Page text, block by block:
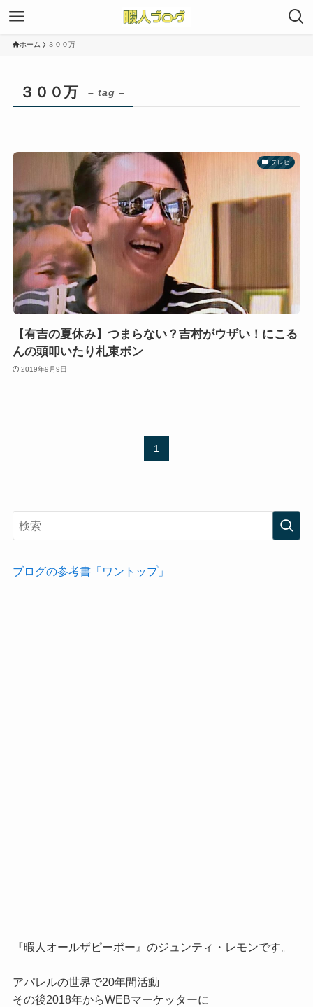
ホーム ３００万
３００万 – tag –
テレビ
【有吉の夏休み】つまらない？吉村がウザい！にこる
んの頭叩いたり札束ボン
2019年9月9日
1
ブログの参考書「ワントップ」
『暇人オールザピーポー』のジュンティ・レモンです。
アパレルの世界で20年間活動
その後2018年からWEBマーケッターに